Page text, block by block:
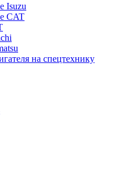
Isuzu
CAT
на спецтехнику